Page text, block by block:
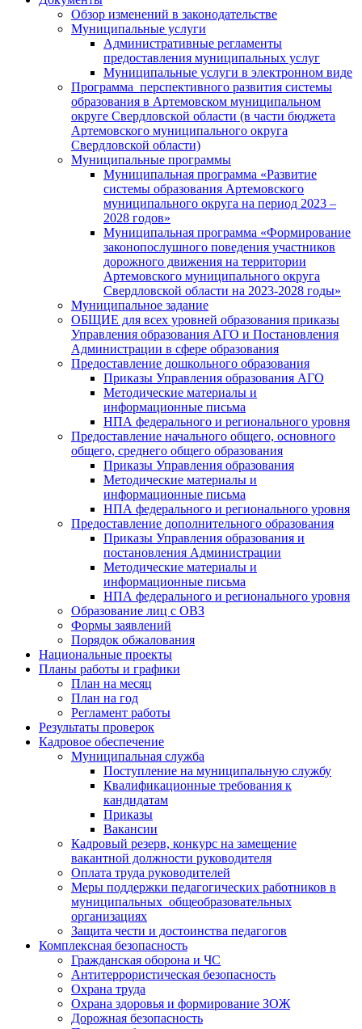
Обзор изменений в законодательстве
Муниципальные услуги
Административные регламенты
предоставления муниципальных услуг
Муниципальные услуги в электронном виде
Программа перспективного развития системы
образования в Артемовском муниципальном
округе Свердловской области (в части бюджета
Артемовского муниципального округа
Свердловской области)
Муниципальные программы
Муниципальная программа «Развитие
системы образования Артемовского
муниципального округа на период 2023 –
2028 годов»
Муниципальная программа «Формирование
законопослушного поведения участников
дорожного движения на территории
Артемовского муниципального округа
Свердловской области на 2023-2028 годы»
Муниципальное задание
ОБЩИЕ для всех уровней образования приказы
Управления образования АГО и Постановления
Администрации в сфере образования
Предоставление дошкольного образования
Приказы Управления образования АГО
Методические материалы и
информационные письма
НПА федерального и регионального уровня
Предоставление начального общего, основного
общего, среднего общего образования
Приказы Управления образования
Методические материалы и
информационные письма
НПА федерального и регионального уровня
Предоставление дополнительного образования
Приказы Управления образования и
постановления Администрации
Методические материалы и
информационные письма
НПА федерального и регионального уровня
Образование лиц с ОВЗ
Формы заявлений
Порядок обжалования
Национальные проекты
Планы работы и графики
План на месяц
План на год
Регламент работы
Результаты проверок
Кадровое обеспечение
Муниципальная служба
Поступление на муниципальную службу
Квалификационные требования к
кандидатам
Приказы
Вакансии
Кадровый резерв, конкурс на замещение
вакантной должности руководителя
Оплата труда руководителей
Меры поддержки педагогических работников в
муниципальных общеобразовательных
организациях
Защита чести и достоинства педагогов
Комплексная безопасность
Гражданская оборона и ЧС
Антитеррористическая безопасность
Охрана труда
Охрана здоровья и формирование ЗОЖ
Дорожная безопасность